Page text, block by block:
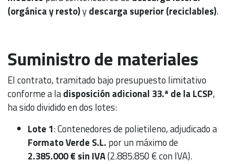
(orgánica y resto)ydescarga superior (reciclables).
Suministro de materiales
El contrato, tramitado bajo presupuesto limitativo
conforme a ladisposición adicional 33.ª de la LCSP,
ha sido dividido en dos lotes:
Lote 1: Contenedores de polietileno, adjudicado a
Formato Verde S.L. por un máximo de
2.385.000 € sin IVA(2.885.850 € con IVA).